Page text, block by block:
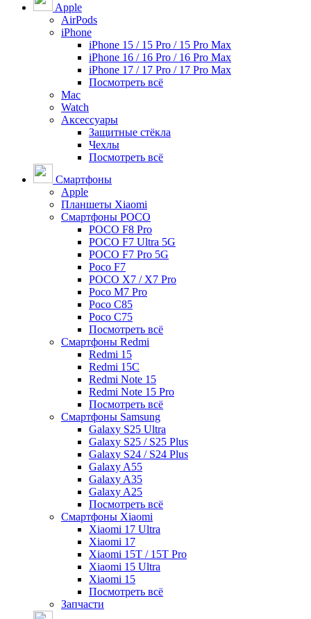
Apple
AirPods
iPhone
iPhone 15 / 15 Pro / 15 Pro Max
iPhone 16 / 16 Pro / 16 Pro Max
iPhone 17 / 17 Pro / 17 Pro Max
Посмотреть всё
Mac
Watch
Аксессуары
Защитные стёкла
Чехлы
Посмотреть всё
Смартфоны
Apple
Планшеты Xiaomi
Смартфоны POCO
POCO F8 Pro
POCO F7 Ultra 5G
POCO F7 Pro 5G
Poco F7
POCO X7 / X7 Pro
Poco M7 Pro
Poco C85
Poco C75
Посмотреть всё
Смартфоны Redmi
Redmi 15
Redmi 15C
Redmi Note 15
Redmi Note 15 Pro
Посмотреть всё
Смартфоны Samsung
Galaxy S25 Ultra
Galaxy S25 / S25 Plus
Galaxy S24 / S24 Plus
Galaxy A55
Galaxy A35
Galaxy A25
Посмотреть всё
Смартфоны Xiaomi
Xiaomi 17 Ultra
Xiaomi 17
Xiaomi 15T / 15T Pro
Xiaomi 15 Ultra
Xiaomi 15
Посмотреть всё
Запчасти